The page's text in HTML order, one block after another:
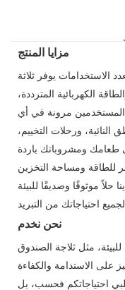
مزايا المنتج
الاستخدامات يوفر ثلاثة
الكهربائية المترددة،
المستخدمين مرونة في أي
ورحلات التخييم،
طعامك ومشروباتك باردة
للطاقة ومساحة التخزين
حلاً موثوقًا وصديقًا للبيئة
نحن نخدم
مثل ثلاجة الصندوق
على الاستدامة والكفاءة
احتياجاتكم فحسب، بل